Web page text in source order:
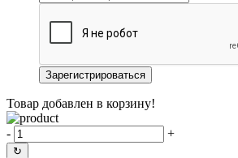
Товар добавлен в корзину!
- +
↻